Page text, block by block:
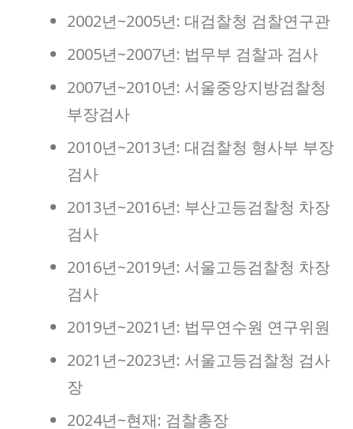
2002년~2005년: 대검찰청 검찰연구관
2005년~2007년: 법무부 검찰과 검사
2007년~2010년: 서울중앙지방검찰청
부장검사
2010년~2013년: 대검찰청 형사부 부장
검사
2013년~2016년: 부산고등검찰청 차장
검사
2016년~2019년: 서울고등검찰청 차장
검사
2019년~2021년: 법무연수원 연구위원
2021년~2023년: 서울고등검찰청 검사
장
2024년~현재: 검찰총장